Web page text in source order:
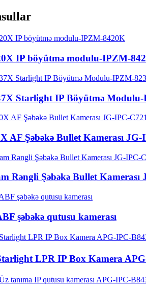
IP böyütmə modulu-IPZM-
Starlight IP Böyütmə
AF Şəbəkə Bullet Kamerası
Rəngli Şəbəkə Bullet Kamerası
şəbəkə qutusu kamerası
LPR IP Box Kamera